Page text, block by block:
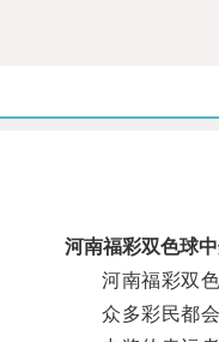
河南福彩双色球
河南福彩双色
众多彩民都会